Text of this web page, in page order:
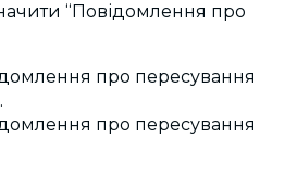
“Повідомлення про
про пересування
про пересування